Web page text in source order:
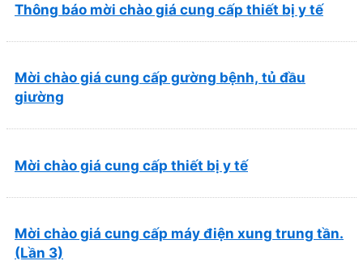
Thông báo mời chào giá cung cấp thiết bị y tế
Mời chào giá cung cấp gường bệnh, tủ đầu
giường
Mời chào giá cung cấp thiết bị y tế
Mời chào giá cung cấp máy điện xung trung tần.
(Lần 3)